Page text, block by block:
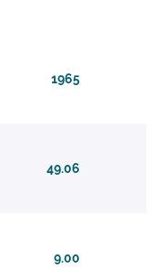
1965
49.06
9.00